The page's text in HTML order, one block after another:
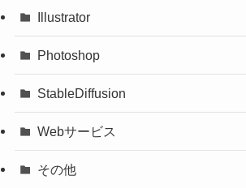
Illustrator
Photoshop
StableDiffusion
Webサービス
その他